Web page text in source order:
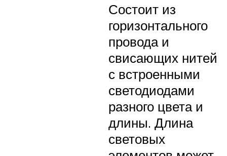
Состоит из
горизонтального
провода и
свисающих нитей
с встроенными
светодиодами
разного цвета и
длины. Длина
световых